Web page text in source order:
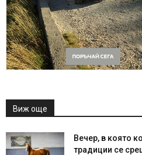
Виж още
Вечер, в която
традиции се